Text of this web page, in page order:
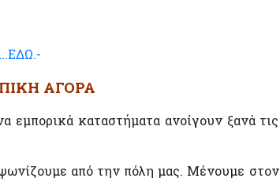
…ΕΔΩ.-
ΑΓΟΡΑ
καταστήματα ανοίγουν ξανά τις
από την πόλη μας. Μένουμε στον